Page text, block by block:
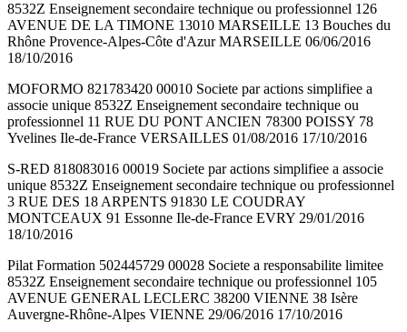
8532Z Enseignement secondaire technique ou professionnel 126
AVENUE DE LA TIMONE 13010 MARSEILLE 13 Bouches du
Rhône Provence-Alpes-Côte d'Azur MARSEILLE 06/06/2016
18/10/2016
MOFORMO 821783420 00010 Societe par actions simplifiee a
associe unique 8532Z Enseignement secondaire technique ou
professionnel 11 RUE DU PONT ANCIEN 78300 POISSY 78
Yvelines Ile-de-France VERSAILLES 01/08/2016 17/10/2016
S-RED 818083016 00019 Societe par actions simplifiee a associe
unique 8532Z Enseignement secondaire technique ou professionnel
3 RUE DES 18 ARPENTS 91830 LE COUDRAY
MONTCEAUX 91 Essonne Ile-de-France EVRY 29/01/2016
18/10/2016
Pilat Formation 502445729 00028 Societe a responsabilite limitee
8532Z Enseignement secondaire technique ou professionnel 105
AVENUE GENERAL LECLERC 38200 VIENNE 38 Isère
Auvergne-Rhône-Alpes VIENNE 29/06/2016 17/10/2016